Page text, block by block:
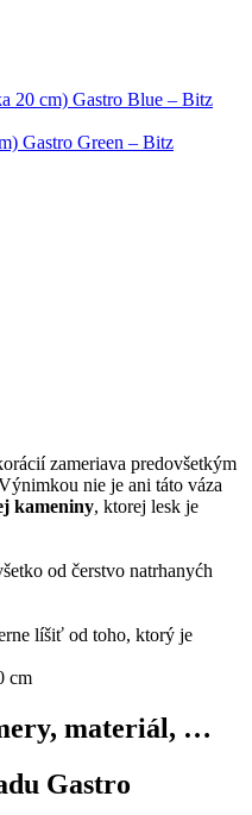
20 cm) Gastro Blue – Bitz
Gastro Green – Bitz
zameriava predovšetkým
nie je ani táto váza
kameniny, ktorej lesk je
od čerstvo natrhanyćh
líšiť od toho, ktorý je
cm
materiál, …
Gastro